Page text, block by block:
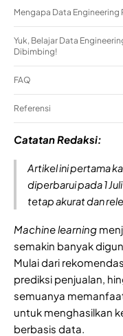
Mengapa Data Engineering
Yuk, Belajar Data
Dibimbing!
FAQ
Referensi
Catatan Redaksi:
Artikel ini pertama
diperbarui pada 1
tetap akurat dan
Machine learning
semakin banyak
Mulai dari
prediksi penjualan,
semuanya
untuk menghasilkan
berbasis data.